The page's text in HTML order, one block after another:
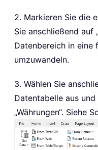
2. Markieren Sie die
Sie anschließend auf
Datenbereich in eine
umzuwandeln.
3. Wählen Sie
Datentabelle aus und
„Währungen“. Siehe